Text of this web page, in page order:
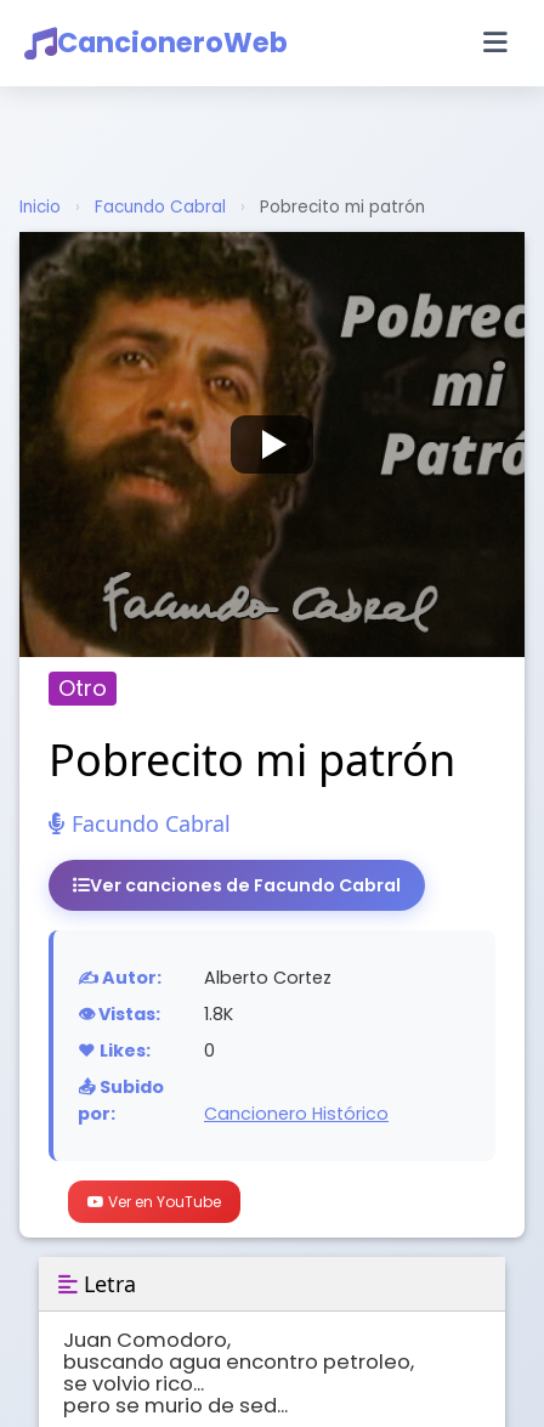
CancioneroWeb
Inicio › Facundo Cabral › Pobrecito mi patrón
Otro
Pobrecito mi patrón
Facundo Cabral
Ver canciones de Facundo Cabral
✍️ Autor:
Alberto Cortez
👁️ Vistas:
1.8K
❤️ Likes:
0
📤 Subido
por:
Cancionero Histórico
Ver en YouTube
Letra
Juan Comodoro,
buscando agua encontro petroleo,
se volvio rico...
pero se murio de sed...